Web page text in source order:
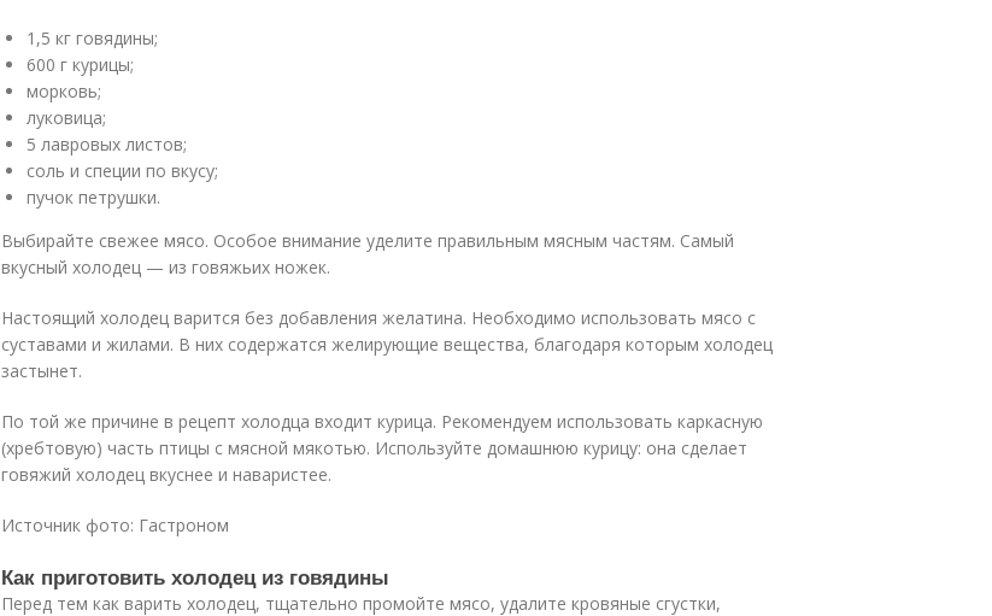
1,5 кг говядины;
600 г курицы;
морковь;
луковица;
5 лавровых листов;
соль и специи по вкусу;
пучок петрушки.
Выбирайте свежее мясо. Особое внимание уделите правильным мясным частям. Самый
вкусный холодец — из говяжьих ножек.
Настоящий холодец варится без добавления желатина. Необходимо использовать мясо с
суставами и жилами. В них содержатся желирующие вещества, благодаря которым холодец
застынет.
По той же причине в рецепт холодца входит курица. Рекомендуем использовать каркасную
(хребтовую) часть птицы с мясной мякотью. Используйте домашнюю курицу: она сделает
говяжий холодец вкуснее и наваристее.
Источник фото: Гастроном
Как приготовить холодец из говядины
Перед тем как варить холодец, тщательно промойте мясо, удалите кровяные сгустки,